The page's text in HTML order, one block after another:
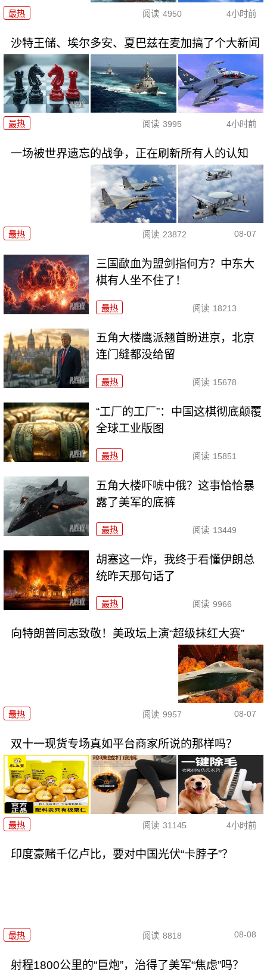
最热 阅读 4950 4小时前
沙特王储、埃尔多安、夏巴兹在麦加搞了个大新闻
最热 阅读 3995 4小时前
一场被世界遗忘的战争，正在刷新所有人的认知
最热 阅读 23872 08-07
三国歃血为盟剑指何方？中东大
棋有人坐不住了！
最热 阅读 18213
五角大楼鹰派翘首盼进京，北京
连门缝都没给留
最热 阅读 15678
“工厂的工厂”：中国这棋彻底颠覆
全球工业版图
最热 阅读 15851
五角大楼吓唬中俄？这事恰恰暴
露了美军的底裤
最热 阅读 13449
胡塞这一炸，我终于看懂伊朗总
统昨天那句话了
最热 阅读 9966
向特朗普同志致敬！美政坛上演“超级抹红大赛”
最热 阅读 9957 08-07
双十一现货专场真如平台商家所说的那样吗？
最热 阅读 31145 4小时前
印度豪赌千亿卢比，要对中国光伏“卡脖子”？
最热 阅读 8818 08-08
射程1800公里的“巨炮”，治得了美军“焦虑”吗？